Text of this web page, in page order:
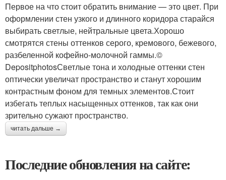
Первое на что стоит обратить внимание — это цвет. При
оформлении стен узкого и длинного коридора старайся
выбирать светлые, нейтральные цвета.Хорошо
смотрятся стены оттенков серого, кремового, бежевого,
разбеленной кофейно-молочной гаммы.©
DepositphotosСветлые тона и холодные оттенки стен
оптически увеличат пространство и станут хорошим
контрастным фоном для темных элементов.Стоит
избегать теплых насыщенных оттенков, так как они
зрительно сужают пространство.
читать дальше →
Последние обновления на сайте: